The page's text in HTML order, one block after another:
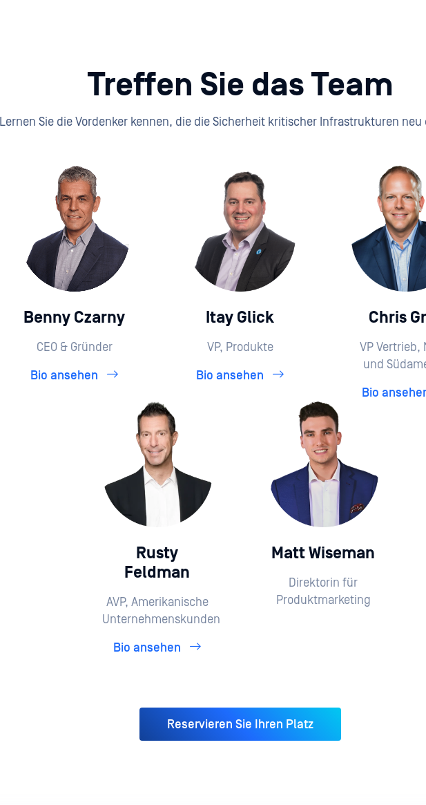
Treffen Sie das Team
Lernen Sie die Vordenker kennen, die die Sicherheit kritischer Infrastrukturen
Benny Czarny
CEO & Gründer
Bio ansehen
Itay Glick
VP, Produkte
Bio ansehen
Chris
VP Vertrieb,
und
Bio
Rusty
Feldman
AVP, Amerikanische
Unternehmenskunden
Bio ansehen
Matt Wiseman
Direktorin für
Produktmarketing
Reservieren Sie Ihren Platz